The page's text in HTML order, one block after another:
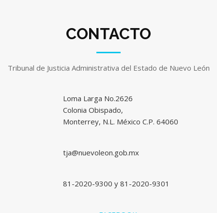
CONTACTO
Tribunal de Justicia Administrativa del Estado de Nuevo León
Loma Larga No.2626
Colonia Obispado,
Monterrey, N.L. México C.P. 64060
tja@nuevoleon.gob.mx
81-2020-9300 y 81-2020-9301